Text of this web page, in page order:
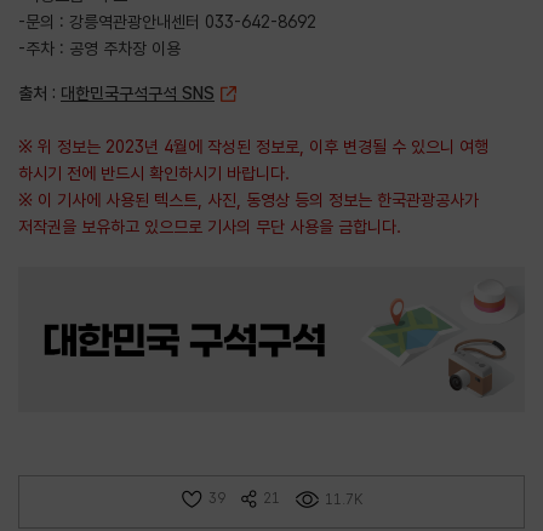
-문의 : 강릉역관광안내센터 033-642-8692
-주차 : 공영 주차장 이용
출처 : 대한민국구석구석 SNS
※ 위 정보는 2023년 4월에 작성된 정보로, 이후 변경될 수 있으니 여행
하시기 전에 반드시 확인하시기 바랍니다.
※ 이 기사에 사용된 텍스트, 사진, 동영상 등의 정보는 한국관광공사가
저작권을 보유하고 있으므로 기사의 무단 사용을 금합니다.
39 21 11.7K